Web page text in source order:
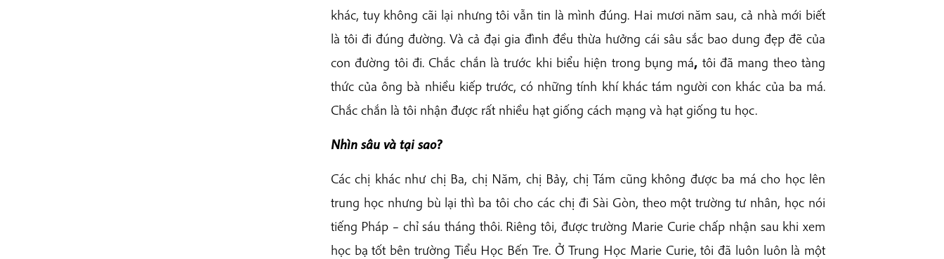
khác, tuy không cãi lại nhưng tôi vẫn tin là mình đúng. Hai mươi năm sau, cả nhà mới biết
là tôi đi đúng đường. Và cả đại gia đình đều thừa hưởng cái sâu sắc bao dung đẹp đẽ của
con đường tôi đi. Chắc chắn là trước khi biểu hiện trong bụng má, tôi đã mang theo tàng
thức của ông bà nhiều kiếp trước, có những tính khí khác tám người con khác của ba má.
Chắc chắn là tôi nhận được rất nhiều hạt giống cách mạng và hạt giống tu học.
Nhìn sâu và tại sao?
Các chị khác như chị Ba, chị Năm, chị Bảy, chị Tám cũng không được ba má cho học lên
trung học nhưng bù lại thì ba tôi cho các chị đi Sài Gòn, theo một trường tư nhân, học nói
tiếng Pháp – chỉ sáu tháng thôi. Riêng tôi, được trường Marie Curie chấp nhận sau khi xem
học bạ tốt bên trường Tiểu Học Bến Tre. Ở Trung Học Marie Curie, tôi đã luôn luôn là một